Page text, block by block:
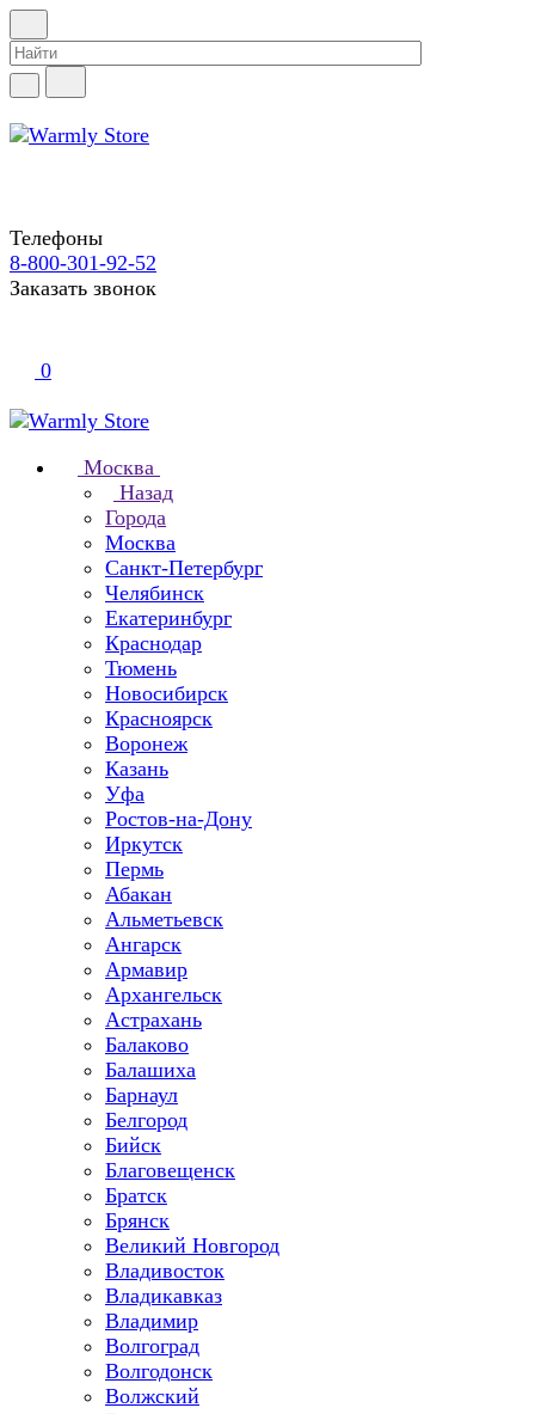
Телефоны
8-800-301-92-52
Заказать звонок
0
Москва
Назад
Города
Москва
Санкт-Петербург
Челябинск
Екатеринбург
Краснодар
Тюмень
Новосибирск
Красноярск
Воронеж
Казань
Уфа
Ростов-на-Дону
Иркутск
Пермь
Абакан
Альметьевск
Ангарск
Армавир
Архангельск
Астрахань
Балаково
Балашиха
Барнаул
Белгород
Бийск
Благовещенск
Братск
Брянск
Великий Новгород
Владивосток
Владикавказ
Владимир
Волгоград
Волгодонск
Волжский